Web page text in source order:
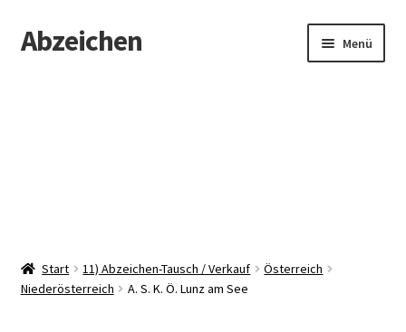
Zur
Navigation
Zum
Inhalt
Abzeichen Menü
Start 11) Abzeichen-Tausch / Verkauf
Österreich
Niederösterreich
A. S. K. Ö. Lunz am See